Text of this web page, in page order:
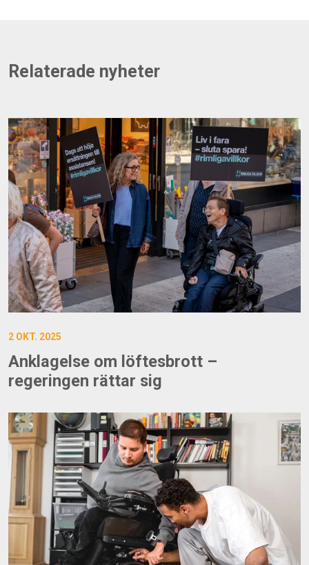
Relaterade nyheter
2 OKT. 2025
Anklagelse om löftesbrott –
regeringen rättar sig